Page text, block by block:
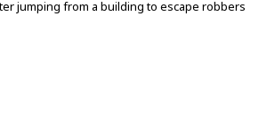
jumping from a building to escape robbers